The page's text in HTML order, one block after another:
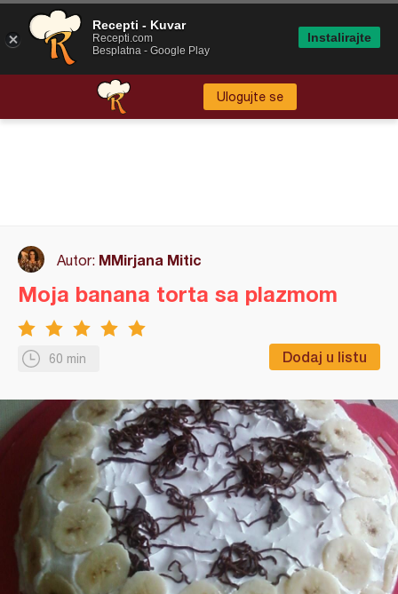
Ulogujte se
Autor: MMirjana Mitic
60 min Dodaj u listu
Moja banana torta sa plazmom
Recepti - Kuvar
Recepti.com
Besplatna - Google Play
Instalirajte